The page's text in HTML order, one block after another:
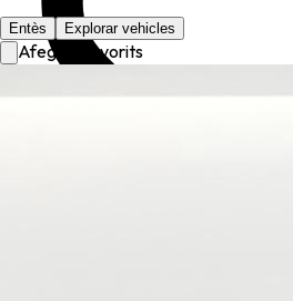
Entès Explorar vehicles
Afegir a favorits